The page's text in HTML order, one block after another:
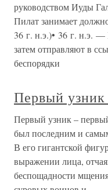
руководством Иуды
Пилат занимает
36 г. н.э.)• 36 г. н.э.
затем отправляют в
беспорядки
Первый узник
Первый узник –
был последним и
В его гигантской
выражении лица,
беспощадности